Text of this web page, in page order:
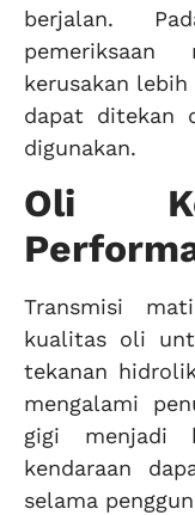
berjalan.
kerusakan lebih
dapat ditekan
digunakan.
Oli
Transmisi
kualitas oli
tekanan
mengalami
gigi menjadi
kendaraan
selama